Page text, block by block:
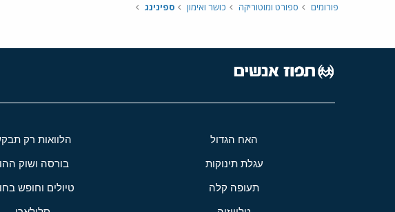
פורומים ספורט ומוטוריקה כושר ואימון ספינינג
האח הגדול הלוואות רק
עגלת תינוקות בורסה ושוק
תעופה קלה טיולים וחופש